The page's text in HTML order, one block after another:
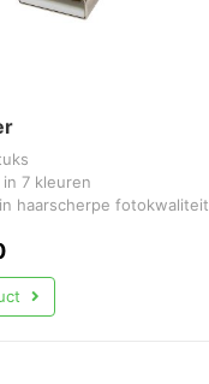
7 kleuren
haarscherpe fotokwaliteit